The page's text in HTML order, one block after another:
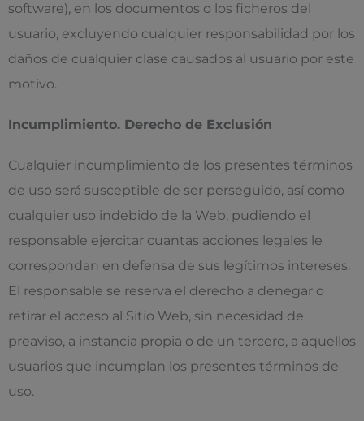
software), en los documentos o los ficheros del
usuario, excluyendo cualquier responsabilidad por los
daños de cualquier clase causados al usuario por este
motivo.
Incumplimiento. Derecho de Exclusión
Cualquier incumplimiento de los presentes términos
de uso será susceptible de ser perseguido, así como
cualquier uso indebido de la Web, pudiendo el
responsable ejercitar cuantas acciones legales le
correspondan en defensa de sus legítimos intereses.
El responsable se reserva el derecho a denegar o
retirar el acceso al Sitio Web, sin necesidad de
preaviso, a instancia propia o de un tercero, a aquellos
usuarios que incumplan los presentes términos de
uso.